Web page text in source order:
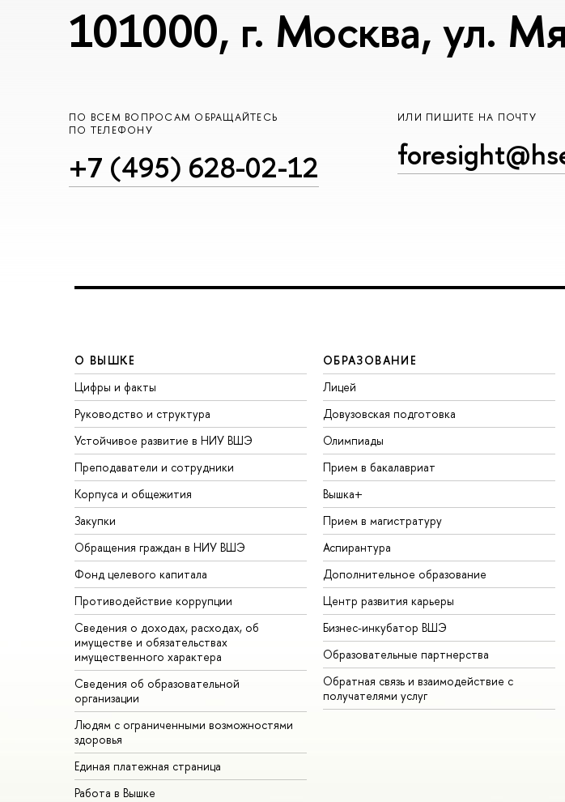
101000, г. Москва, ул.
ПО ВСЕМ ВОПРОСАМ ОБРАЩАЙТЕСЬ
ПО ТЕЛЕФОНУ
+7 (495) 628-02-12
ИЛИ ПИШИТЕ НА ПОЧТУ
О ВЫШКЕ
Цифры и факты
Руководство и структура
Устойчивое развитие в НИУ ВШЭ
Преподаватели и сотрудники
Корпуса и общежития
Закупки
Обращения граждан в НИУ ВШЭ
Фонд целевого капитала
Противодействие коррупции
Сведения о доходах, расходах, об
имуществе и обязательствах
имущественного характера
Сведения об образовательной
организации
Людям с ограниченными возможностями
здоровья
Единая платежная страница
Работа в Вышке
ОБРАЗОВАНИЕ
Лицей
Довузовская подготовка
Олимпиады
Прием в бакалавриат
Вышка+
Прием в магистратуру
Аспирантура
Дополнительное образование
Центр развития карьеры
Бизнес-инкубатор ВШЭ
Образовательные партнерства
Обратная связь и взаимодействие с
получателями услуг